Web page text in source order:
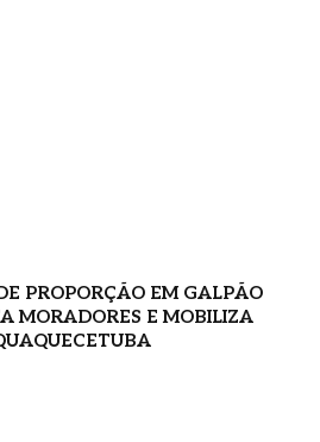
PROPORÇÃO EM GALPÃO
MORADORES E MOBILIZA